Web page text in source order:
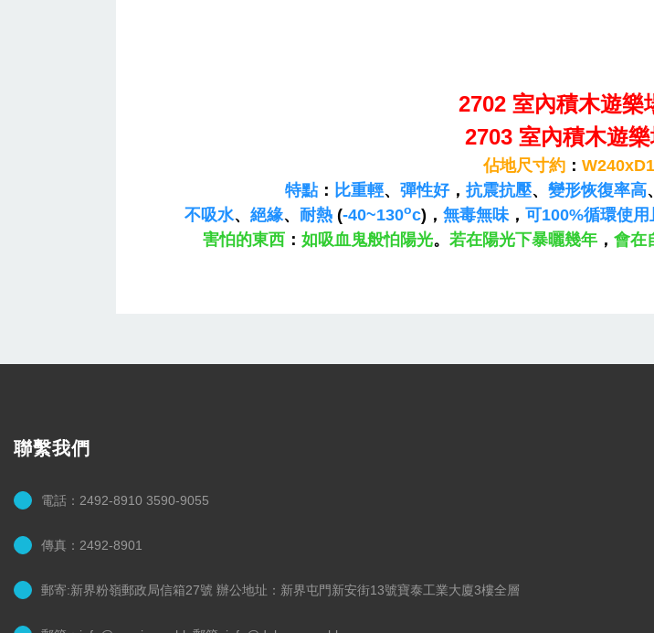
2702 室內積木遊樂
2703 室內積木遊
佔地尺寸約：
特點： 比重輕、 彈性好， 抗震抗壓、 變形恢復率高、
不吸水、 絕緣、 耐熱(-40~130oc)， 無毒無味， 可100%循環使
害怕的東西 ： 如吸血鬼般怕陽光。 若在陽光下暴曬幾年 ， 會在
聯繫我們
電話：2492-8910 3590-9055
傳真：2492-8901
郵寄:新界粉嶺郵政局信箱27號 辦公地址：新界屯門新安街13號寶泰工業大廈3樓全層